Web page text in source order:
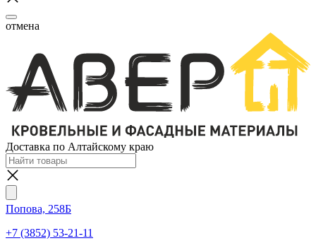
отмена
Доставка по Алтайскому краю
Попова, 258Б
+7 (3852) 53-21-11